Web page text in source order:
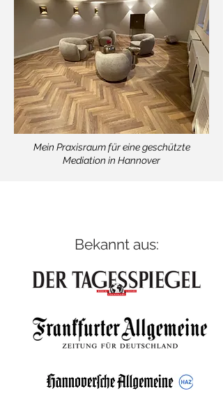
Mein Praxisraum für eine geschützte
Mediation in Hannover
Bekannt aus: